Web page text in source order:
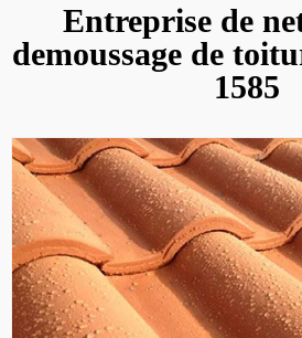
Entreprise de
demoussage de
1585